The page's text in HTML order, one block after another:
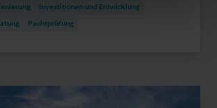
Investitionen und Entwicklung
Pachtprüfung